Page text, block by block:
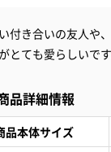
付き合いの友人や
とても愛らしいで
品詳細情報
品本体サイズ